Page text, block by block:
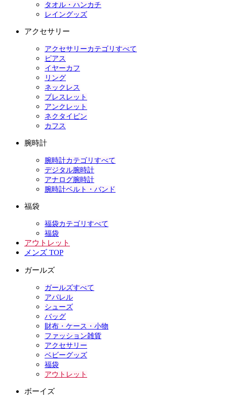
タオル・ハンカチ
レイングッズ
アクセサリー
アクセサリーカテゴリすべて
ピアス
イヤーカフ
リング
ネックレス
ブレスレット
アンクレット
ネクタイピン
カフス
腕時計
腕時計カテゴリすべて
デジタル腕時計
アナログ腕時計
腕時計ベルト・バンド
福袋
福袋カテゴリすべて
福袋
アウトレット
メンズ TOP
ガールズ
ガールズすべて
アパレル
シューズ
バッグ
財布・ケース・小物
ファッション雑貨
アクセサリー
ベビーグッズ
福袋
アウトレット
ボーイズ